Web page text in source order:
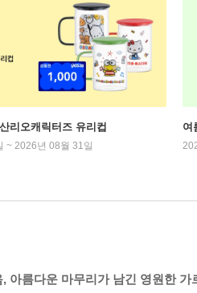
리오캐릭터즈 유리컵
~ 2026년 08월 31일
여
아름다운 마무리가 남긴 영원한 가